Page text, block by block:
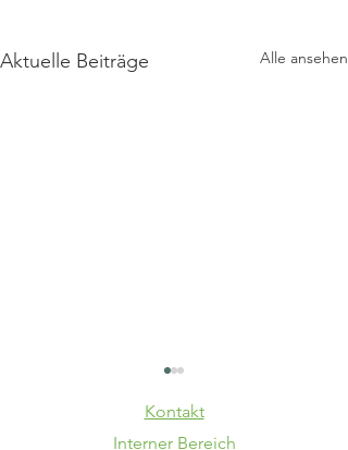
Aktuelle Beiträge Alle ansehen
Kontakt
Interner Bereich